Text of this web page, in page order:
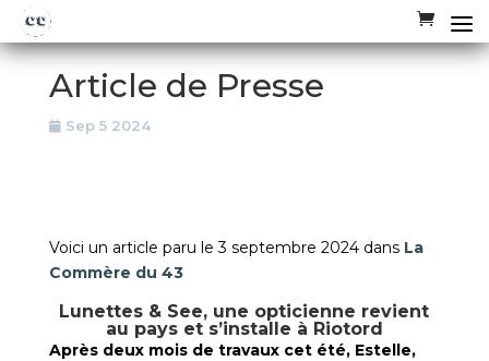
Article de Presse
Sep 5 2024
Voici un article paru le 3 septembre 2024 dans La
Commère du 43
Lunettes & See, une opticienne revient
au pays et s’installe à Riotord
Après deux mois de travaux cet été, Estelle,